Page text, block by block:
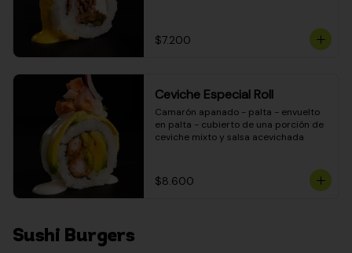
$7.200
Ceviche Especial Roll
Camarón apanado - palta - envuelto
en palta - cubierto de una porción de
ceviche mixto y salsa acevichada
$8.600
Sushi Burgers